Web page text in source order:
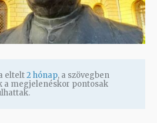
eltelt2 hónap, a szövegben
a megjelenéskor pontosak